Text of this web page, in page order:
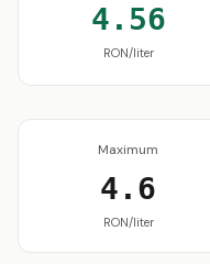
4.56
RON/liter
Maximum
4.6
RON/liter